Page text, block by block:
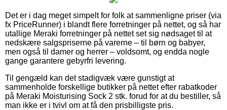
Det er i dag meget simpelt for folk at sammenligne priser (via
fx PriceRunner) i blandt flere forretninger på nettet, og så har
utallige Meraki forretninger på nettet set sig nødsaget til at
nedskære salgspriserne på varerne – til børn og babyer,
men også til damer og herrer – voldsomt, og endda nogle
gange garantere gebyrfri levering.
Til gengæld kan det stadigvæk være gunstigt at
sammenholde forskellige butikker på nettet efter rabatkoder
på Meraki Moisturising Sock 2 stk. forud for at du bestiller, så
man ikke er i tvivl om at få den prisbilligste pris.